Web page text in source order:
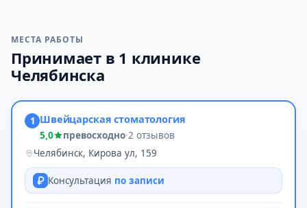
МЕСТА РАБОТЫ
Принимает в 1 клинике
Челябинска
1 Швейцарская стоматология
5,0 превосходно·2 отзывов
Челябинск, Кирова ул, 159
Консультация по записи